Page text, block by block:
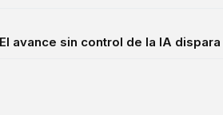
El avance sin control de la IA